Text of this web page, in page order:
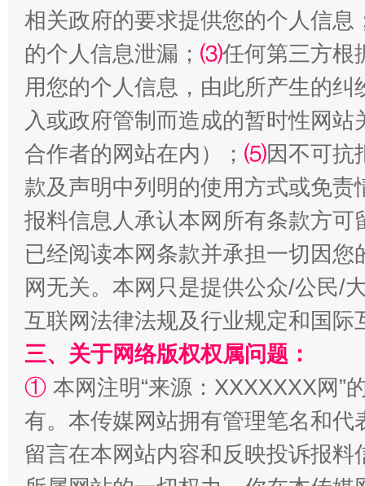
揭批美国五大"原罪" "炒
解纷+调解+退费，一次搞定
相关政府的要求提供您的个人信息
的个人信息泄漏； ⑶任何第三方根
用您的个人信息，由此所产生的纠
入或政府管制而造成的暂时性网
合作者的网站在内）； ⑸因不可抗
款及声明中列明的使用方式或免责
报料信息人承认本网所有条款方
已经阅读本网条款并承担一切因
网无关。本网只是提供公众/公民/
互联网法律法规及行业规定和国
三、关于网络版权权属问题：
① 本网注明“来源：XXXXXXX网”
有。本传媒网站拥有管理笔名和
留言在本网站内容和反映投诉报